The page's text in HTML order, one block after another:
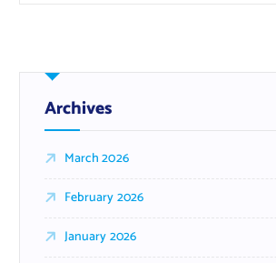
Archives
March 2026
February 2026
January 2026